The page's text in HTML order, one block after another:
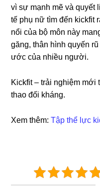
vì sự mạnh mẽ và quyết
tế phụ nữ tìm đến kickfit
nổi của bộ môn này
găng, thân hình quyến
ước của nhiều người.
Kickfit – trải nghiệm mới
thao đối kháng.
Xem thêm:Tập thể lực